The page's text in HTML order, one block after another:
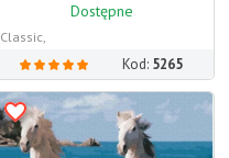
Dostępne
Classic,
Kod: 5265